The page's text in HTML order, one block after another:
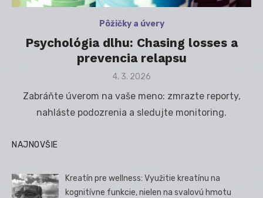
Pôžičky a úvery
Psychológia dlhu: Chasing losses a
prevencia relapsu
Posted
4. 3. 2026
Zabráňte úverom na vaše meno: zmrazte reporty,
nahláste podozrenia a sledujte monitoring.
NAJNOVŠIE
Kreatín pre wellness: Využitie kreatínu na
kognitívne funkcie, nielen na svalovú hmotu